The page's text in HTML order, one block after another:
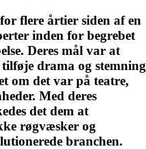
flere årtier siden af en
inden for begrebet
Deres mål var at
drama og stemning
om det var på teatre,
Med deres
det dem at
røgvæsker og
branchen.